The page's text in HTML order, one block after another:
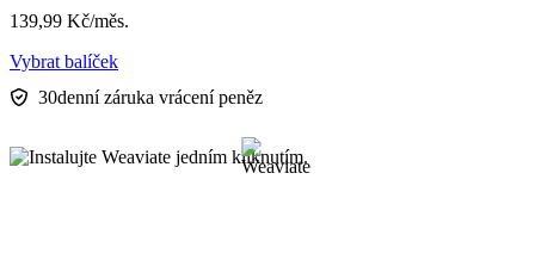
139,99 Kč/měs.
Vybrat balíček
30denní záruka vrácení peněz